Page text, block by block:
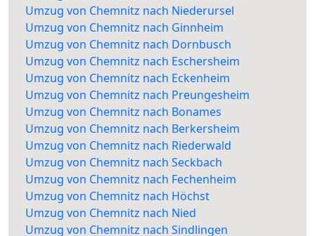
Umzug von Chemnitz nach Niederursel
Umzug von Chemnitz nach Ginnheim
Umzug von Chemnitz nach Dornbusch
Umzug von Chemnitz nach Eschersheim
Umzug von Chemnitz nach Eckenheim
Umzug von Chemnitz nach Preungesheim
Umzug von Chemnitz nach Bonames
Umzug von Chemnitz nach Berkersheim
Umzug von Chemnitz nach Riederwald
Umzug von Chemnitz nach Seckbach
Umzug von Chemnitz nach Fechenheim
Umzug von Chemnitz nach Höchst
Umzug von Chemnitz nach Nied
Umzug von Chemnitz nach Sindlingen